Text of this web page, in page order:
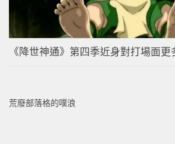
《降世神通》第四季近身對打場面更
荒廢部落格的噗浪